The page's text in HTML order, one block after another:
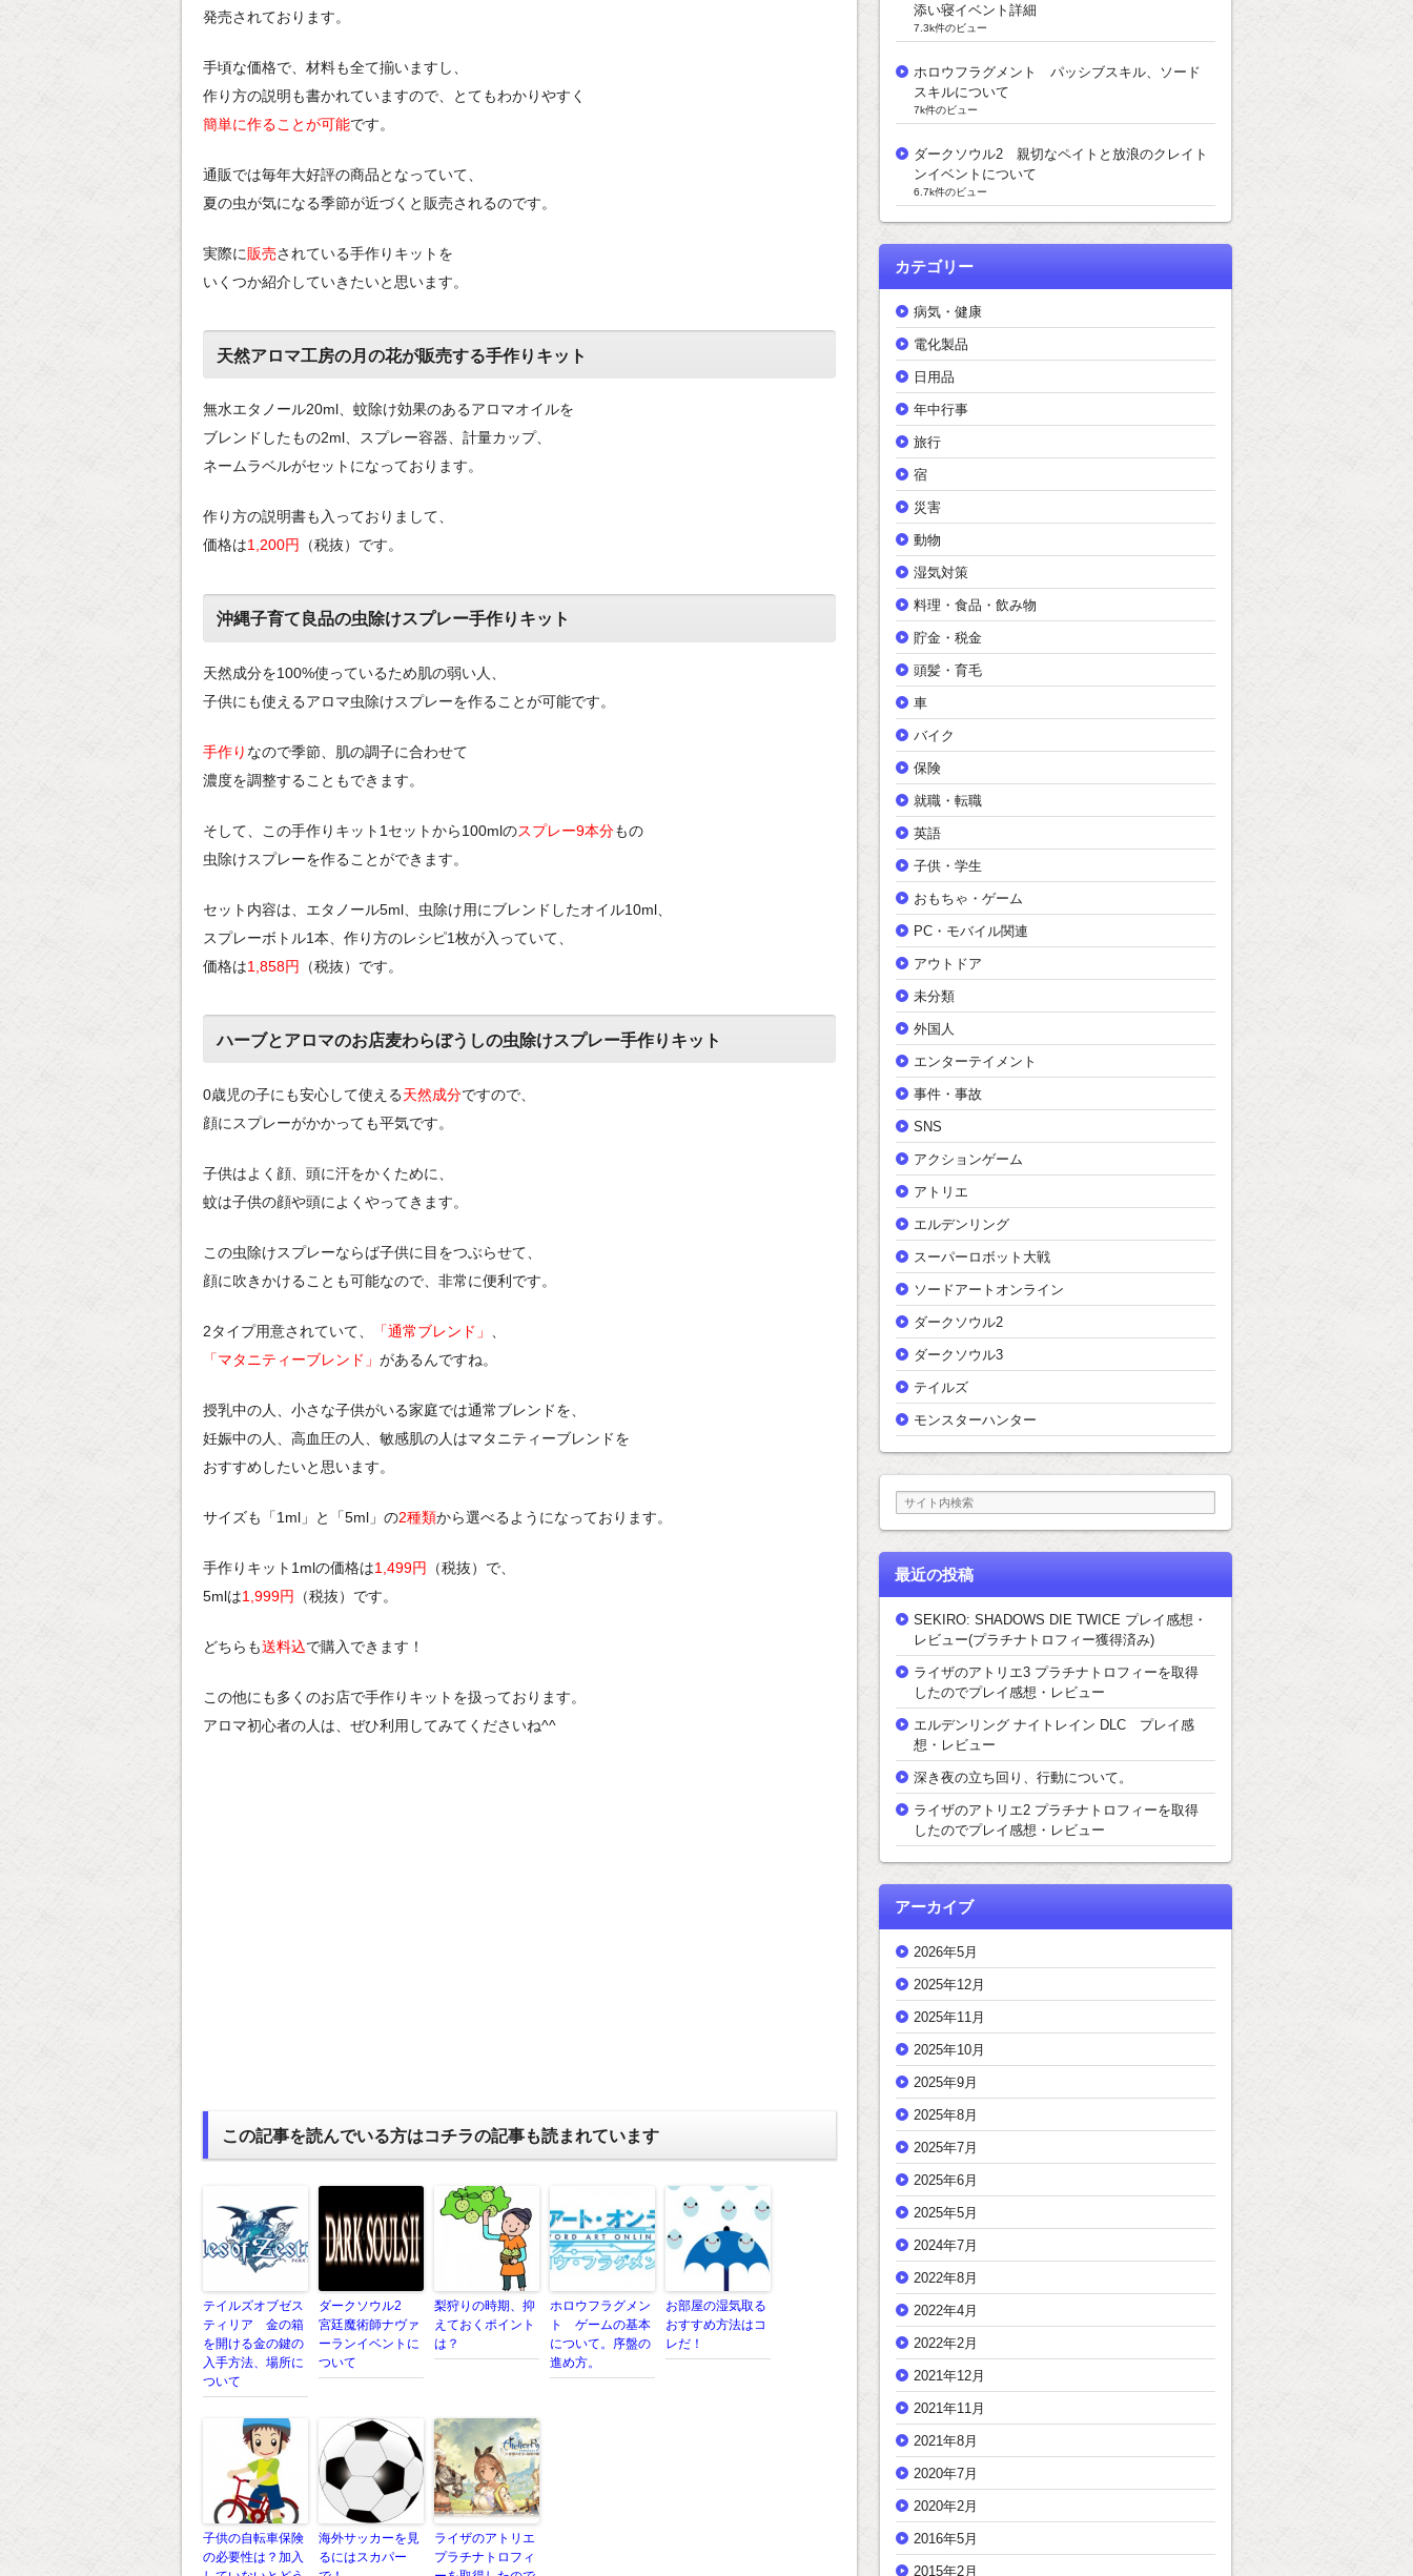
発売されております。
手頃な価格で、材料も全て揃いますし、
作り方の説明も書かれていますので、とてもわかりやすく
簡単に作ることが可能です。
通販では毎年大好評の商品となっていて、
夏の虫が気になる季節が近づくと販売されるのです。
実際に販売されている手作りキットを
いくつか紹介していきたいと思います。
天然アロマ工房の月の花が販売する手作りキット
無水エタノール20ml、蚊除け効果のあるアロマオイルを
ブレンドしたもの2ml、スプレー容器、計量カップ、
ネームラベルがセットになっております。
作り方の説明書も入っておりまして、
価格は1,200円 （税抜）です。
沖縄子育て良品の虫除けスプレー手作りキット
天然成分を100%使っているため肌の弱い人、
子供にも使えるアロマ虫除けスプレーを作ることが可能です。
手作り なので季節、肌の調子に合わせて
濃度を調整することもできます。
そして、この手作りキット1セットから100mlのスプレー9本分もの
虫除けスプレーを作ることができます。
セット内容は、エタノール5ml、虫除け用にブレンドしたオイル10ml、
スプレーボトル1本、作り方のレシピ1枚が入っていて、
価格は1,858円 （税抜）です。
ハーブとアロマのお店麦わらぼうしの虫除けスプレー手作りキット
0歳児の子にも安心して使える天然成分ですので、
顔にスプレーがかかっても平気です。
子供はよく顔、頭に汗をかくために、
蚊は子供の顔や頭によくやってきます。
この虫除けスプレーならば子供に目をつぶらせて、
顔に吹きかけることも可能なので、非常に便利です。
2タイプ用意されていて、 「通常ブレンド」
「マタニティーブレンド」 があるんですね。
授乳中の人、小さな子供がいる家庭では通常ブレンドを、
妊娠中の人、高血圧の人、敏感肌の人はマタニティーブレンドを
おすすめしたいと思います。
サイズも「1ml」と「5ml」の2種類から選べるようになっております。
手作りキット1mlの価格は1,499円
（税抜）で、
5mlは1,999円 （税抜）です。
どちらも送料込で購入できます！
この他にも多くのお店で手作りキットを扱っております。
アロマ初心者の人は、ぜひ利用してみてくださいね^^
この記事を読んでいる方はコチラの記事も読まれています
テイルズオブゼス
ティリア 金の箱
を開ける金の鍵の
入手方法、場所に
ついて
ダークソウル2
宮廷魔術師ナヴァ
ーランイベントに
ついて
梨狩りの時期、抑
えておくポイント
は？
ホロウフラグメン
ト ゲームの基本
について。序盤の
進め方。
お部屋の湿気取る
おすすめ方法はコ
レだ！
子供の自転車保険
の必要性は？加入
海外サッカーを見
るにはスカパー
ライザのアトリエ
プラチナトロフィ
添い寝イベント詳細
7.3k件のビュー
ホロウフラグメント パッシブスキル、ソード
スキルについて
7k件のビュー
ダークソウル2 親切なペイトと放浪のクレイト
ンイベントについて
6.7k件のビュー
カテゴリー
病気・健康
電化製品
日用品
年中行事
旅行
宿
災害
動物
湿気対策
料理・食品・飲み物
貯金・税金
頭髪・育毛
車
バイク
保険
就職・転職
英語
子供・学生
おもちゃ・ゲーム
PC・モバイル関連
アウトドア
未分類
外国人
エンターテイメント
事件・事故
SNS
アクションゲーム
アトリエ
エルデンリング
スーパーロボット大戦
ソードアートオンライン
ダークソウル2
ダークソウル3
テイルズ
モンスターハンター
最近の投稿
SEKIRO: SHADOWS DIE TWICE プレイ感想・
レビュー(プラチナトロフィー獲得済み)
ライザのアトリエ3 プラチナトロフィーを取得
したのでプレイ感想・レビュー
エルデンリング ナイトレイン DLC プレイ感
想・レビュー
深き夜の立ち回り、行動について。
ライザのアトリエ2 プラチナトロフィーを取得
したのでプレイ感想・レビュー
アーカイブ
2026年5月
2025年12月
2025年11月
2025年10月
2025年9月
2025年8月
2025年7月
2025年6月
2025年5月
2024年7月
2022年8月
2022年4月
2022年2月
2021年12月
2021年11月
2021年8月
2020年7月
2020年2月
2016年5月
2015年2月